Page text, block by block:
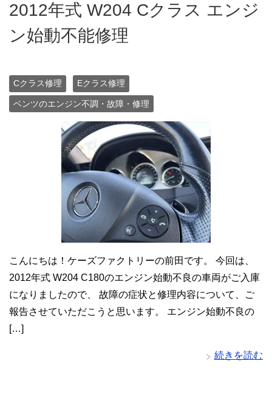
2012年式 W204 Cクラス エンジ
ン始動不能修理
Cクラス修理 Eクラス修理
ベンツのエンジン不調・故障・修理
こんにちは！ケーズファクトリーの前田です。 今回は、
2012年式 W204 C180のエンジン始動不良の車両がご入庫
になりましたので、 故障の症状と修理内容について、ご
報告させていただこうと思います。 エンジン始動不良の
[…]
続きを読む